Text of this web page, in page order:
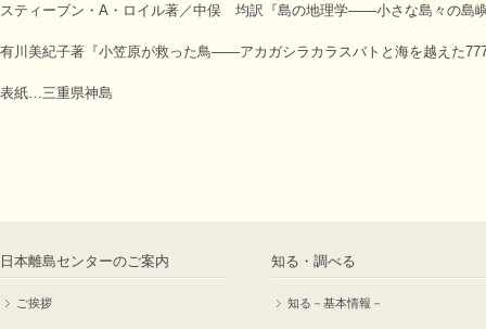
スティーブン・A・ロイル著／中俣 均訳『島の地理学――小さな島々の島
有川美紀子著『小笠原が救った鳥――アカガシラカラスバトと海を越えた
表紙…三重県神島
日本離島センターのご案内
ご挨拶
知る・調べる
知る－基本情報－